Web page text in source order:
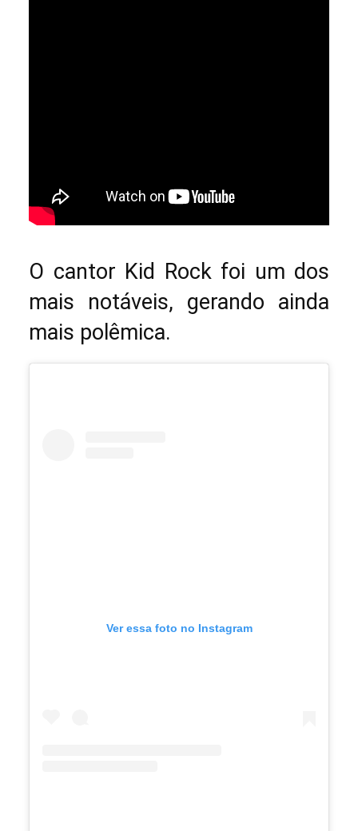
O cantor Kid Rock foi um dos
mais notáveis, gerando ainda
mais polêmica.
Ver essa foto no Instagram